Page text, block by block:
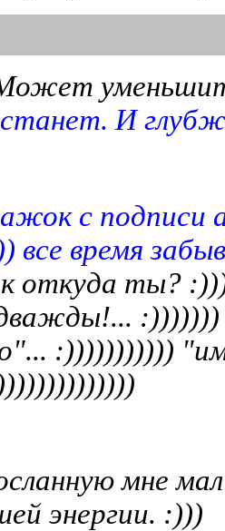
И
с подписи
все время
откуда ты?
дважды!...
:)))))))))))
мне
энергии. :)))